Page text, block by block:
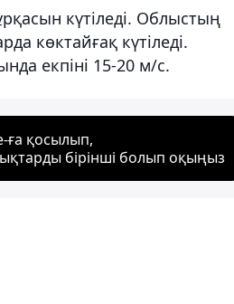
күтіледі. Облыстың
көктайғақ күтіледі.
екпіні 15-20 м/с.
ға қосылып,
бірінші болып оқыңыз